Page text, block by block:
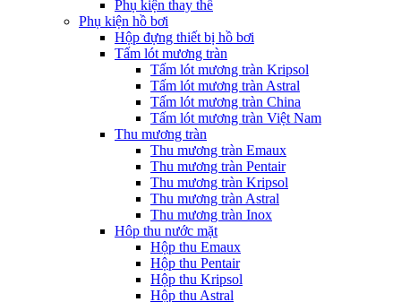
Phụ kiện thay thế
Phụ kiện hồ bơi
Hộp đựng thiết bị hồ bơi
Tấm lót mương tràn
Tấm lót mương tràn Kripsol
Tấm lót mương tràn Astral
Tấm lót mương tràn China
Tấm lót mương tràn Việt Nam
Thu mương tràn
Thu mương tràn Emaux
Thu mương tràn Pentair
Thu mương tràn Kripsol
Thu mương tràn Astral
Thu mương tràn Inox
Hôp thu nước mặt
Hộp thu Emaux
Hộp thu Pentair
Hộp thu Kripsol
Hộp thu Astral